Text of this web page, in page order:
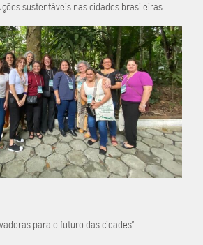
sustentáveis nas cidades brasileiras.
para o futuro das cidades”